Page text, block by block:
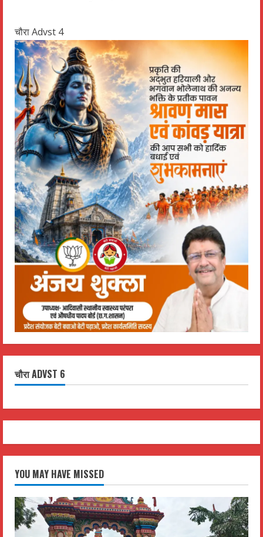
चौरा Advst 4
चौरा ADVST 6
YOU MAY HAVE MISSED